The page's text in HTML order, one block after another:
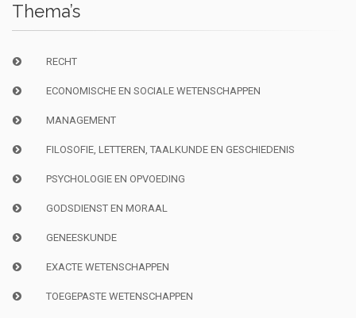
Thema’s
RECHT
ECONOMISCHE EN SOCIALE WETENSCHAPPEN
MANAGEMENT
FILOSOFIE, LETTEREN, TAALKUNDE EN GESCHIEDENIS
PSYCHOLOGIE EN OPVOEDING
GODSDIENST EN MORAAL
GENEESKUNDE
EXACTE WETENSCHAPPEN
TOEGEPASTE WETENSCHAPPEN